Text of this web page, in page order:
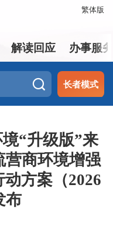
繁体版
解读回应 办事服
长者模式
“升级版”来
营商环境增强
方案（2026
布